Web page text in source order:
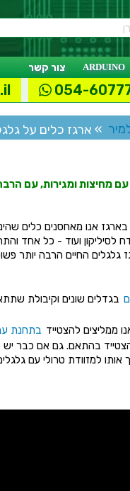
ARDUINO צור קשר
054-
» ארגז כלים על
מחיצות ומגירות, עם
בארגז אנו מאחסנים כלים
לסיליקון ועוד - כל אחד
החיים הרבה יותר
בגדלים שונים וקיבולת
ממליצים להצטייד בתחנת
בהתאם. גם אם כבר
למזוודת טרולי עם